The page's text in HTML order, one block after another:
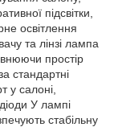
підсвітки,
освітлення
та лінзі лампа
простір
стандартні
салоні,
У лампі
стабільну